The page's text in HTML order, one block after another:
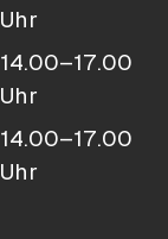
Uhr
14.00–17.00
Uhr
14.00–17.00
Uhr